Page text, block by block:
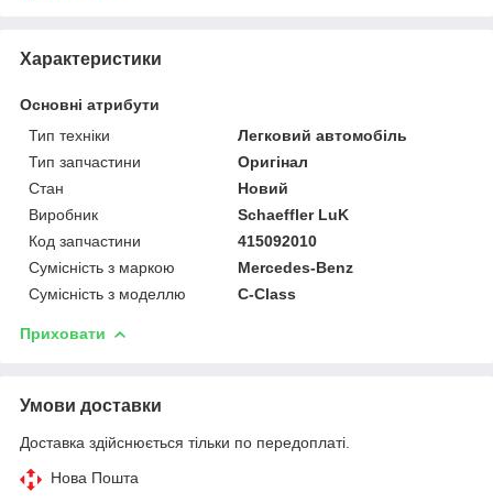
Характеристики
Основні атрибути
Тип техніки
Легковий автомобіль
Тип запчастини
Оригінал
Стан
Новий
Виробник
Schaeffler LuK
Код запчастини
415092010
Сумісність з маркою
Mercedes-Benz
Сумісність з моделлю
C-Class
Приховати
Умови доставки
Доставка здійснюється тільки по передоплаті.
Нова Пошта